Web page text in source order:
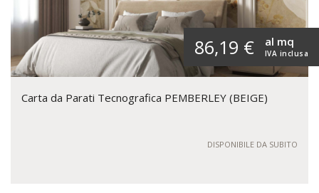
86,19 € IVA inclusa
al mq
Carta da Parati Tecnografica PEMBERLEY (BEIGE)
DISPONIBILE DA SUBITO